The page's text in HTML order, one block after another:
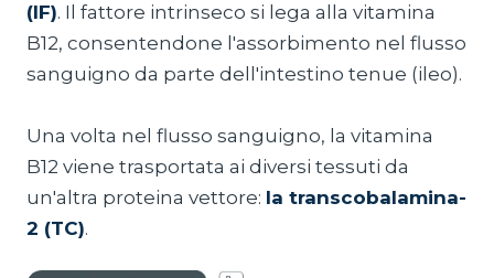
(IF). Il fattore intrinseco si lega alla vitamina
B12, consentendone l'assorbimento nel flusso
sanguigno da parte dell'intestino tenue (ileo).
Una volta nel flusso sanguigno, la vitamina
B12 viene trasportata ai diversi tessuti da
un'altra proteina vettore: la transcobalamina-
2 (TC).